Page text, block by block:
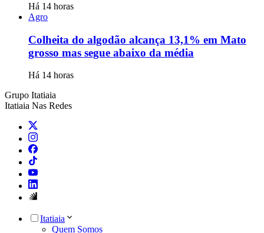
Há 14 horas
Agro
Colheita do algodão alcança 13,1% em Mato
grosso mas segue abaixo da média
Há 14 horas
Grupo Itatiaia
Itatiaia Nas Redes
Itatiaia
Quem Somos